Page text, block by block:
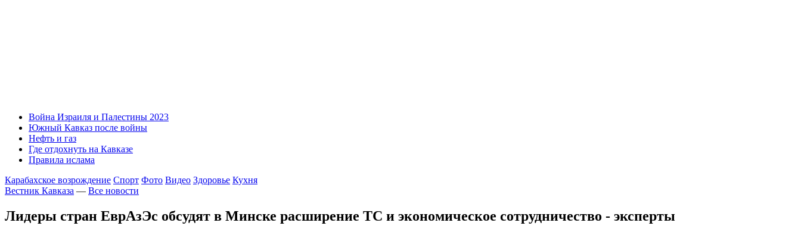
Война Израиля и Палестины 2023
Южный Кавказ после войны
Нефть и газ
Где отдохнуть на Кавказе
Правила ислама
Карабахское возрождение Спорт Фото Видео Здоровье Кухня
Вестник Кавказа — Все новости
Лидеры стран ЕврАзЭс обсудят в Минске расширение ТС и экономическое сотрудничество - эксперты